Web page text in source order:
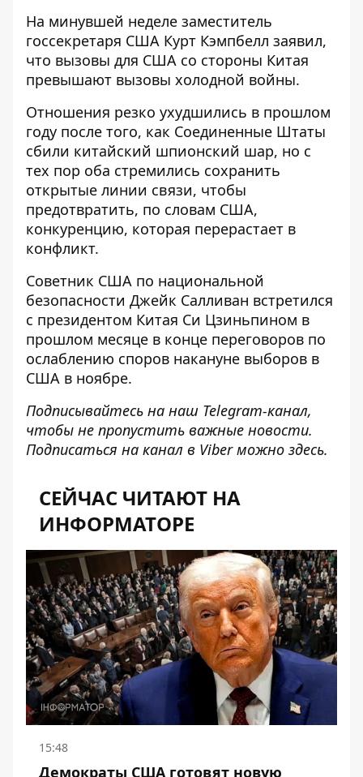
На минувшей неделе заместитель
госсекретаря США Курт Кэмпбелл заявил,
что вызовы для США со стороны Китая
превышают вызовы холодной войны.
Отношения резко ухудшились в прошлом
году после того, как Соединенные Штаты
сбили китайский шпионский шар, но с
тех пор оба стремились сохранить
открытые линии связи, чтобы
предотвратить, по словам США,
конкуренцию, которая перерастает в
конфликт.
Советник США по национальной
безопасности Джейк Салливан встретился
с президентом Китая Си Цзиньпином в
прошлом месяце в конце переговоров по
ослаблению споров накануне выборов в
США в ноябре.
Подписывайтесь на наш Telegram-канал,
чтобы не пропустить важные новости.
Подписаться на канал в Viber можно здесь.
СЕЙЧАС ЧИТАЮТ НА
ИНФОРМАТОРЕ
15:48
Демократы США готовят новую